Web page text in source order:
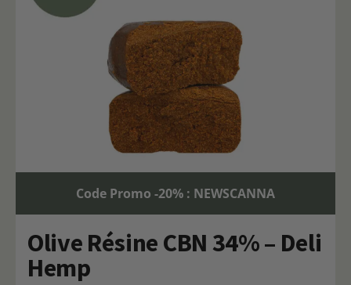
Code Promo -20% : NEWSCANNA
Olive Résine CBN 34% – Deli
Hemp